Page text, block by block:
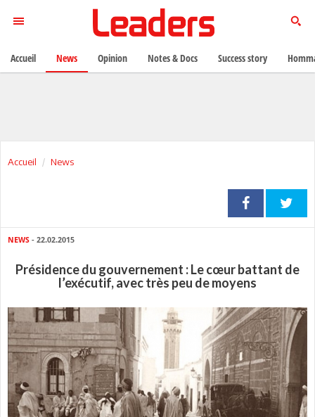
Accueil News
NEWS - 22.02.2015
Présidence du gouvernement : Le cœur battant de
l’exécutif, avec très peu de moyens
Accueil News Opinion Notes & Docs Success story